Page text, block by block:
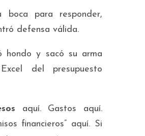
boca para responder,
defensa válida.
hondo y sacó su arma
del presupuesto
aquí. Gastos aquí.
financieros” aquí. Si